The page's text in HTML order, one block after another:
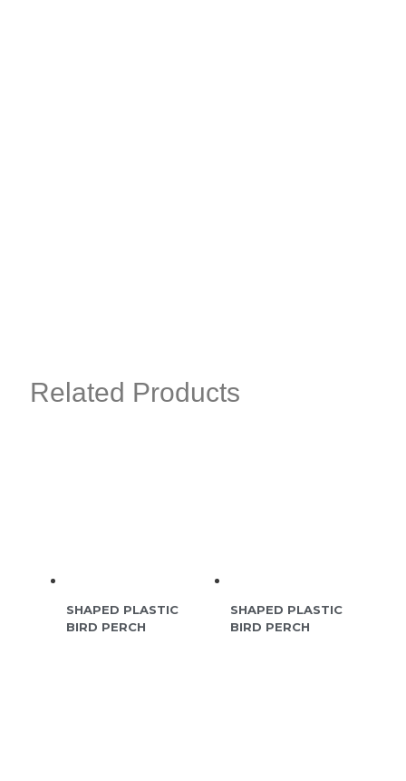
Related Products
SHAPED PLASTIC
BIRD PERCH
SHAPED PLASTIC
BIRD PERCH